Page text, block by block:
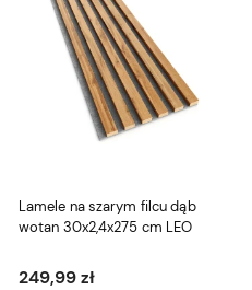
Lamele na szarym filcu dąb
wotan 30x2,4x275 cm LEO
249,99 zł